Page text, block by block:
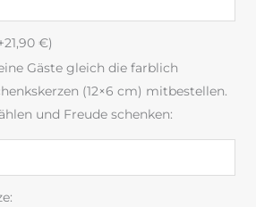
21,90 €)
Gäste gleich die farblich
(12×6 cm) mitbestellen.
und Freude schenken: